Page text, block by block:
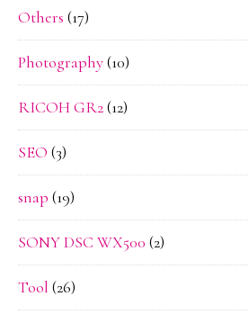
Others (17)
Photography(10)
RICOH GR2(12)
SEO (3)
snap (19)
SONY DSC WX500 (2)
Tool (26)